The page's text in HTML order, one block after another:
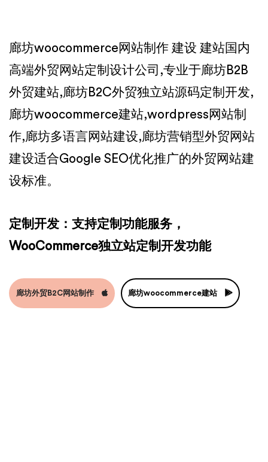
廊坊woocommerce网站制作 建设 建站国内
高端外贸网站定制设计公司,专业于廊坊B2B
外贸建站,廊坊B2C外贸独立站源码定制开发,
廊坊woocommerce建站,wordpress网站制
作,廊坊多语言网站建设,廊坊营销型外贸网站
建设适合Google SEO优化推广的外贸网站建
设标准。
定制开发：支持定制功能服务，
WooCommerce独立站定制开发功能
廊坊外贸B2C网站制作 廊坊woocommerce建站